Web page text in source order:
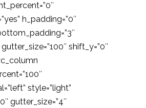
h_padding=”0″
shift_y=”0″
style=”light”
gutter_size=”4″